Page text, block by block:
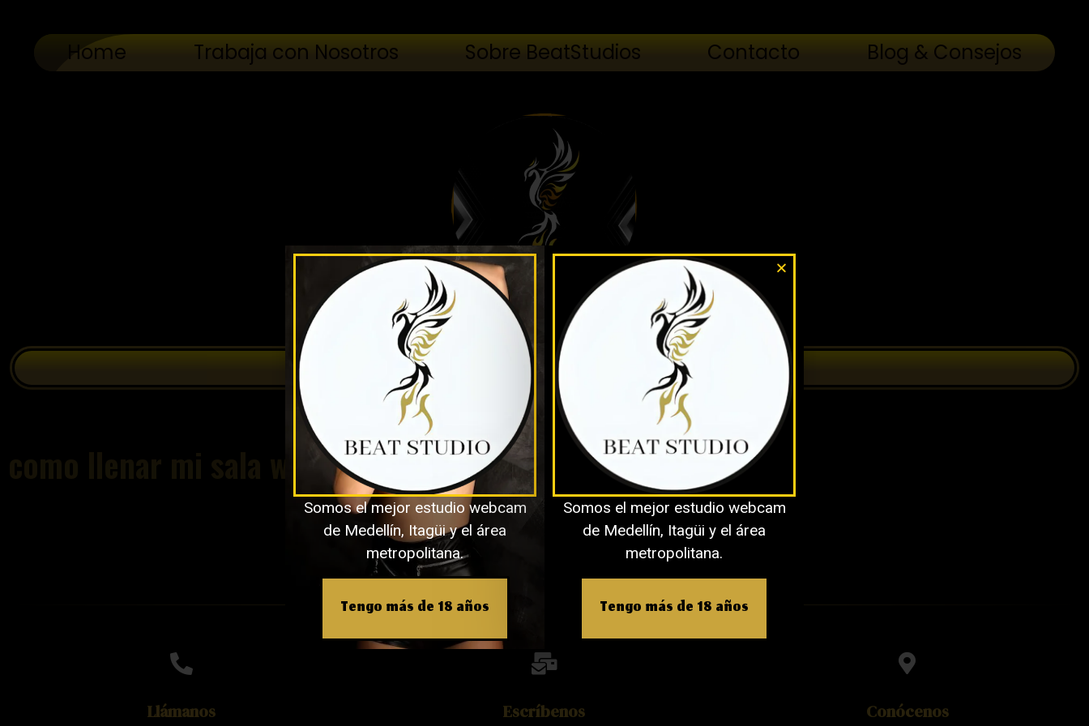
Home Trabaja con Nosotros Sobre BeatStudios Contacto Blog & Consejos
Obtener Una Entrevista.
como llenar mi sala webcam
Llámanos Escríbenos Conócenos
Somos el mejor estudio webcam
de Medellín, Itagüi y el área
metropolitana.
Tengo más de 18 años
Somos el mejor estudio webcam
de Medellín, Itagüi y el área
metropolitana.
Tengo más de 18 años